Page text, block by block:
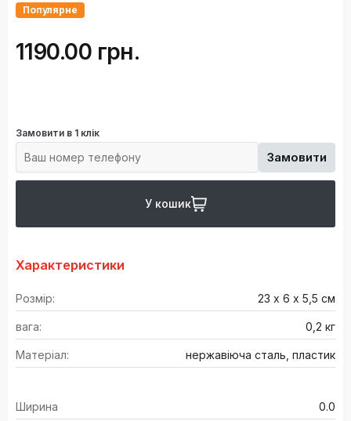
Популярне
1190.00 грн.
Замовити в 1 клік
Замовити
У кошик
Характеристики
Розмір: 23 х 6 х 5,5 см
вага: 0,2 кг
Матеріал: нержавіюча сталь, пластик
Ширина 0.0